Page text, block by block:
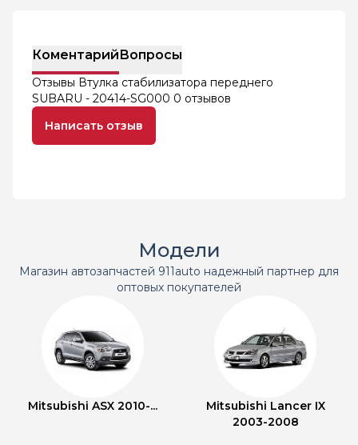
КоментарийВопросы
Отзывы Втулка стабилизатора переднего
SUBARU - 20414-SG000 0 отзывов
Написать отзыв
Модели
Магазин автозапчастей 911auto надежный партнер для
оптовых покупателей
Mitsubishi ASX 2010-...
Mitsubishi Lancer IX
2003-2008